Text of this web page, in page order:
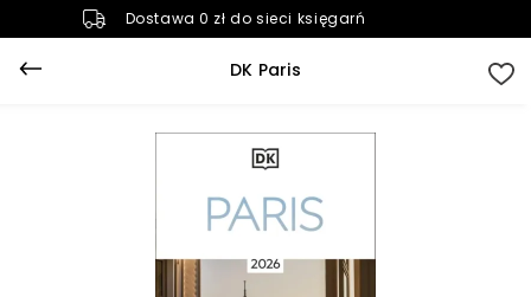
Dostawa 0 zł do sieci księgarń
DK Paris